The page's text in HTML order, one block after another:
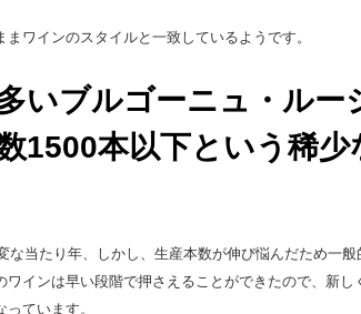
ワインのスタイルと一致しているようです。
いブルゴーニュ・ルー
1500本以下という稀少
な当たり年、しかし、生産本数が伸び悩んだため一般
インは早い段階で押さえることができたので、新し
ています。